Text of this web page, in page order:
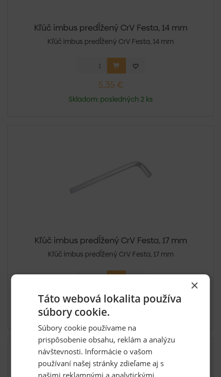
Kľúč imbus predĺžený CrV Festa, 14 mm
Kľúč imbus predĺžený CrV Festa, 14 mm
5,35 €
Skladom: posledných 2 ks
Kľúč imbus predĺžený CrV Festa, 17 mm
Kľúč imbus predĺžený CrV Festa, 17 mm
6,75 €
Skladom: posledných 1 ks
×
Táto webová lokalita používa
súbory cookie.
Súbory cookie používame na
prispôsobenie obsahu, reklám a analýzu
návštevnosti. Informácie o vašom
používaní našej stránky zdieľame aj s
našimi reklamnými a analytickými